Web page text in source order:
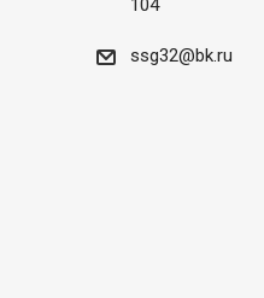
104
ssg32@bk.ru